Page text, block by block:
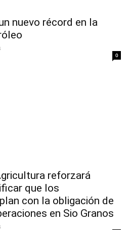
nuevo récord en la
0
reforzará
que los
con la obligación de
en Sio Granos